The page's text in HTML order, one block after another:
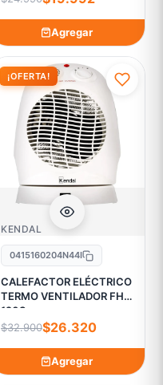
Agregar
¡OFERTA!
KENDAL
0415160204N44I
CALEFACTOR ELÉCTRICO
TERMO VENTILADOR FH-
120S
$32.900$26.320
Agregar